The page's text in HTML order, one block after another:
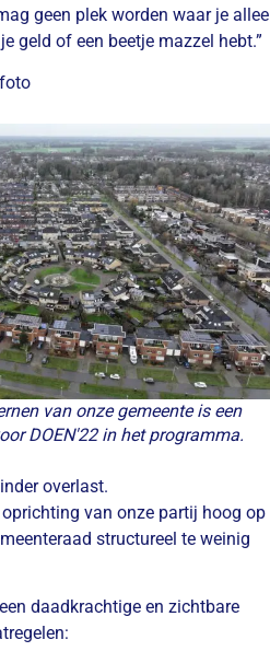
geen plek worden waar je
geld of een beetje mazzel hebt.”
van onze gemeente is een
DOEN'22 in het programma.
overlast.
van onze partij hoog op
structureel te weinig
daadkrachtige en zichtbare